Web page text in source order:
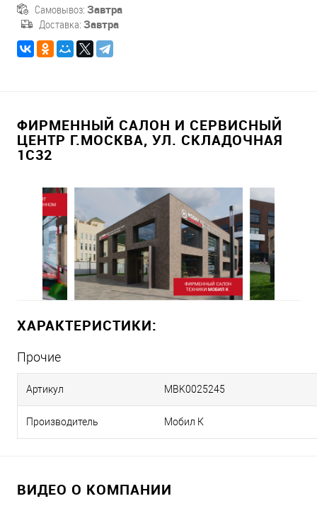
Самовывоз: Завтра
Доставка: Завтра
ФИРМЕННЫЙ САЛОН И СЕРВИСНЫЙ
ЦЕНТР Г.МОСКВА, УЛ. СКЛАДОЧНАЯ
1С32
ХАРАКТЕРИСТИКИ:
Прочие
Артикул MBK0025245
Производитель Мобил К
ВИДЕО О КОМПАНИИ